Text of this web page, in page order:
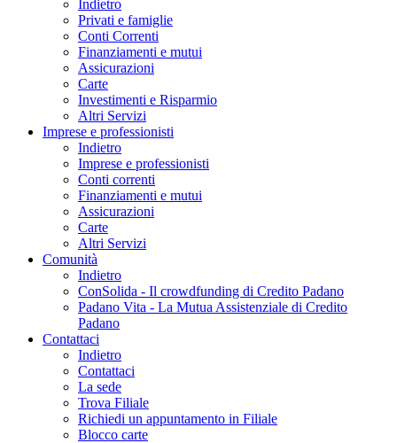
Indietro
Privati e famiglie
Conti Correnti
Finanziamenti e mutui
Assicurazioni
Carte
Investimenti e Risparmio
Altri Servizi
Imprese e professionisti
Indietro
Imprese e professionisti
Conti correnti
Finanziamenti e mutui
Assicurazioni
Carte
Altri Servizi
Comunità
Indietro
ConSolida - Il crowdfunding di Credito Padano
Padano Vita - La Mutua Assistenziale di Credito
Padano
Contattaci
Indietro
Contattaci
La sede
Trova Filiale
Richiedi un appuntamento in Filiale
Blocco carte